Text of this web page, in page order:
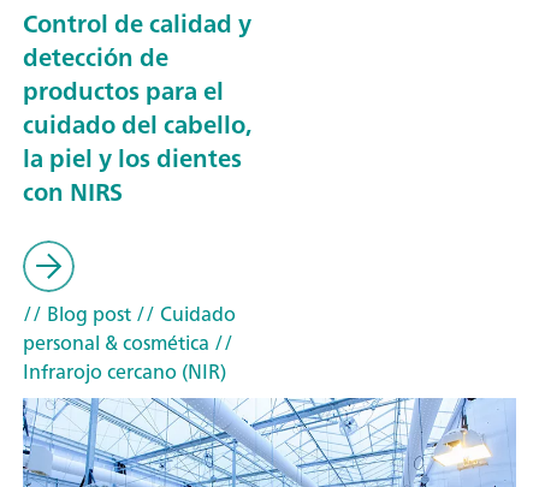
Control de calidad y
detección de
productos para el
cuidado del cabello,
la piel y los dientes
con NIRS
// Blog post// Cuidado
personal & cosmética //
Infrarojo cercano (NIR)